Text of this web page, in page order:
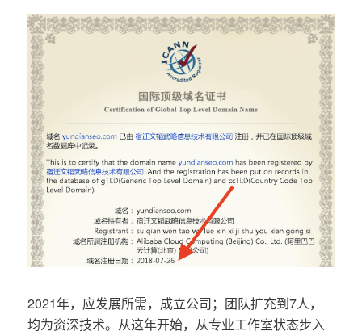
2021年，应发展所需，成立公司；团队扩充到7人，
均为资深技术。从这年开始，从专业工作室状态步入